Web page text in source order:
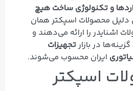
و تکنولوژی ساخت هیچ
دلیل محصولات اسپکتر همان
اشنایدر را ارائه می‌دهند و
در بازارتجهیزات
ایران محسوب می‌شوند.
اسپکتر